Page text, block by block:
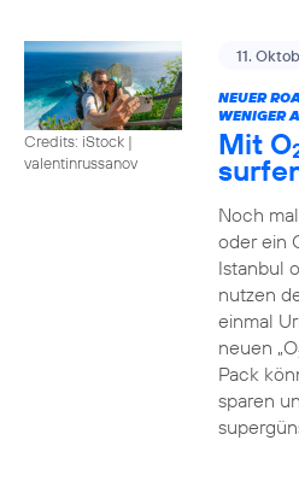
Credits: iStock |
valentinrussanov
11.
NEUER
WENIGER
Mit O
Noch
oder ein
Istanbul
nutzen
einmal
neuen „O
Pack
sparen